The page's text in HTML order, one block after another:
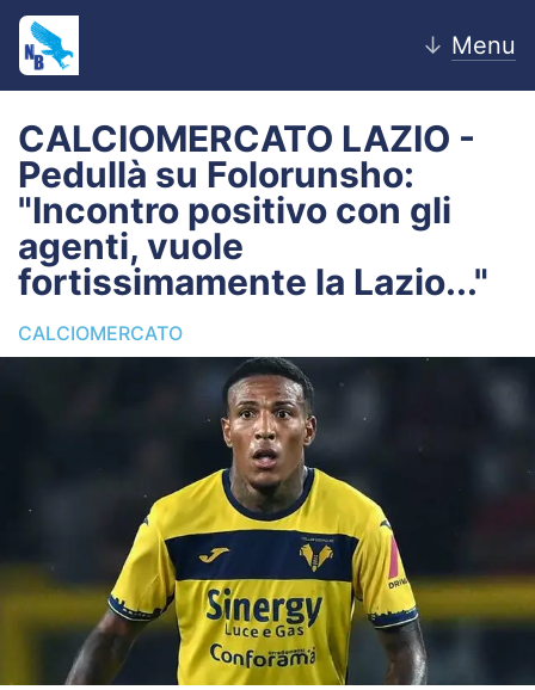
↓ Menu
Home
News
Editoriale
Pagelle
Settore Giovanile
Calciomercato
Video
CALCIOMERCATO LAZIO -
Pedullà su Folorunsho:
"Incontro positivo con gli
agenti, vuole
fortissimamente la Lazio..."
CALCIOMERCATO